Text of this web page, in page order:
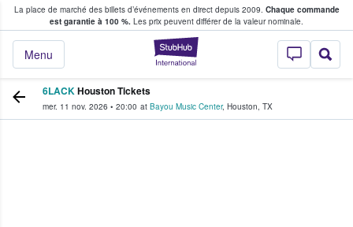
La place de marché des billets d’événements en direct depuis 2009. Chaque commande
est garantie à 100 %. Les prix peuvent différer de la valeur nominale.
StubHub - Où
Menu
fans achètent et vendent des billets
6LACKHouston Tickets
mer. 11 nov. 2026 • 20:00 at Bayou Music Center, Houston, TX